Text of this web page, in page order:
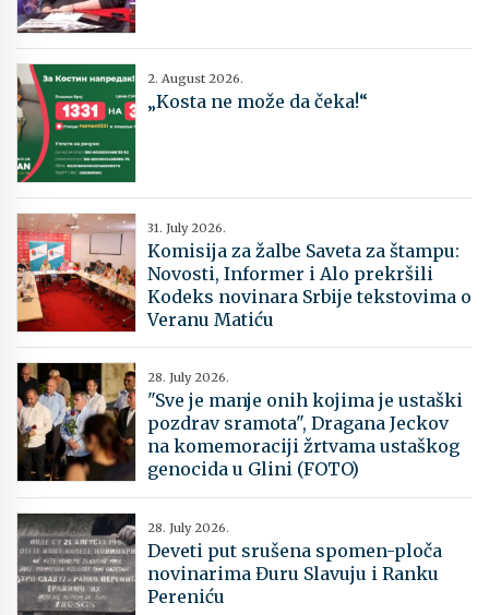
2. August 2026.
„Kosta ne može da čeka!“
31. July 2026.
Komisija za žalbe Saveta za štampu:
Novosti, Informer i Alo prekršili
Kodeks novinara Srbije tekstovima o
Veranu Matiću
28. July 2026.
"Sve je manje onih kojima je ustaški
pozdrav sramota", Dragana Jeckov
na komemoraciji žrtvama ustaškog
genocida u Glini (FOTO)
28. July 2026.
Deveti put srušena spomen-ploča
novinarima Đuru Slavuju i Ranku
Pereniću